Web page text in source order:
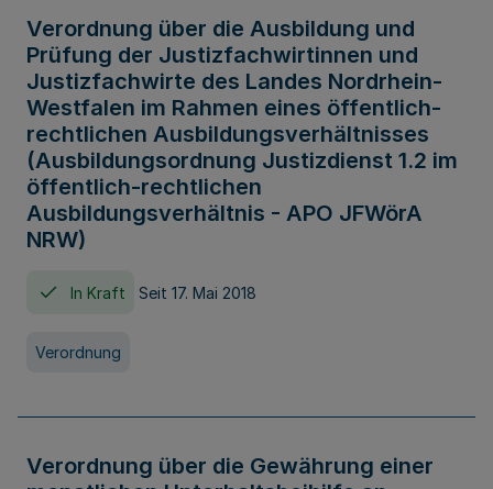
Verordnung über die Ausbildung und
Prüfung der Justizfachwirtinnen und
Justizfachwirte des Landes Nordrhein-
Westfalen im Rahmen eines öffentlich-
rechtlichen Ausbildungsverhältnisses
(Ausbildungsordnung Justizdienst 1.2 im
öffentlich-rechtlichen
Ausbildungsverhältnis - APO JFWörA
NRW)
In Kraft Seit 17. Mai 2018
Verordnung
Verordnung über die Gewährung einer